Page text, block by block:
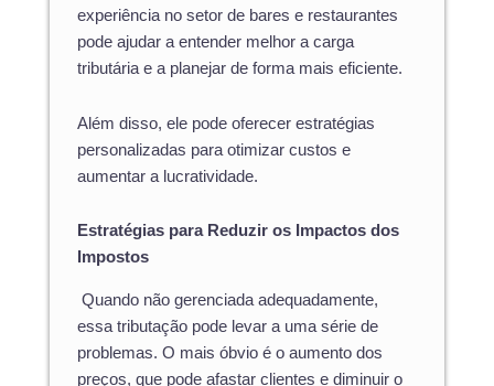
experiência no setor de bares e restaurantes
pode ajudar a entender melhor a carga
tributária e a planejar de forma mais eficiente.
Além disso, ele pode oferecer estratégias
personalizadas para otimizar custos e
aumentar a lucratividade.
Estratégias para Reduzir os Impactos dos
Impostos
Quando não gerenciada adequadamente,
essa tributação pode levar a uma série de
problemas. O mais óbvio é o aumento dos
preços, que pode afastar clientes e diminuir o